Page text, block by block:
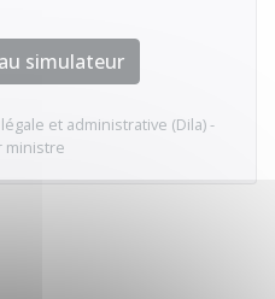
simulateur
et administrative (Dila) -
ministre